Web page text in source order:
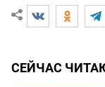
СЕЙЧАС